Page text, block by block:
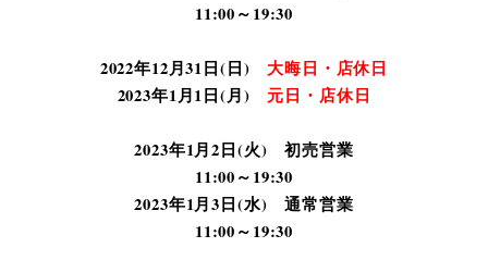
11:00～19:30
2022年12月31日(日) 大晦日・店休日
2023年1月1日(月) 元日・店休日
2023年1月2日(火) 初売営業
11:00～19:30
2023年1月3日(水) 通常営業
11:00～19:30